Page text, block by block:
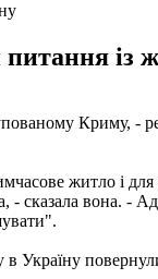
із
Криму, -
житло і
сказала вона. -
Україну